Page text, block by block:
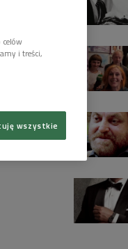
celów
i treści,
wszystkie